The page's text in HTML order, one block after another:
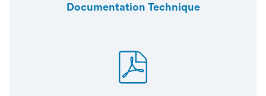
Documentation Technique